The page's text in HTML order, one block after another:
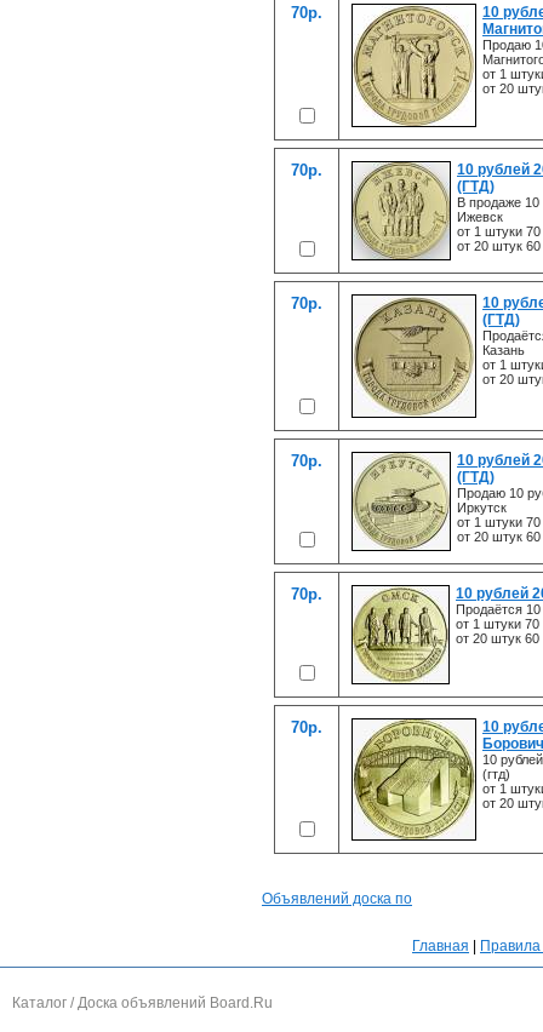
70р.
10
Продаю
от 1
от 20
70р.
10 рублей
(ГТД)
В продаже 10
Ижевск
от 1 штуки 70
от 20 штук 60
70р.
10
(ГТД)
Казань
от 1
от 20
70р.
10 рублей
(ГТД)
Продаю 10
Иркутск
от 1 штуки 70
от 20 штук 60
70р. 10 рублей
Продаётся
от 1 штуки 70
от 20 штук 60
70р.
10
10
(гтд)
от 1
от 20
Объявлений доска по
Главная
Каталог / Доска объявлений Board.Ru